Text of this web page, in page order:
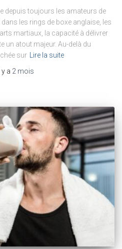
depuis toujours les amateurs de
les rings de boxe anglaise, les
martiaux, la capacité à délivrer
un atout majeur. Au-delà du
sur Lire la suite
y a 2 mois